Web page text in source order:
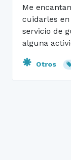
Me
cuidarles
servicio de
alguna
Otros